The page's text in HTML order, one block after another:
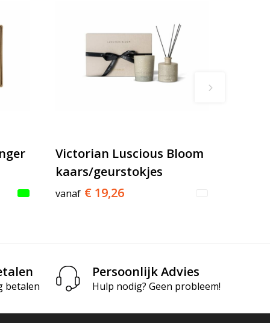
Victorian Luscious Bloom
kaars/geurstokjes
vanaf € 19,26
betalen
Persoonlijk Advies
Hulp nodig? Geen probleem!